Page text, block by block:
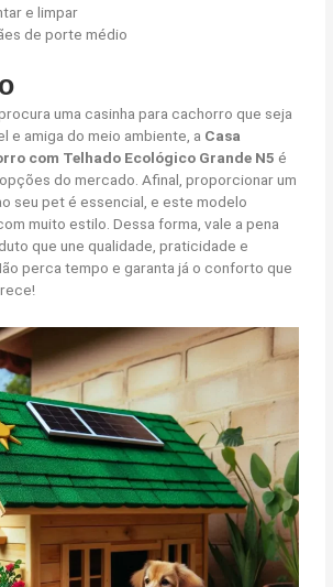
e limpar
de porte médio
uma casinha para cachorro que seja
e amiga do meio ambiente, a Casa
com Telhado Ecológico Grande N5 é
do mercado. Afinal, proporcionar um
seu pet é essencial, e este modelo
muito estilo. Dessa forma, vale a pena
que une qualidade, praticidade e
perca tempo e garanta já o conforto que